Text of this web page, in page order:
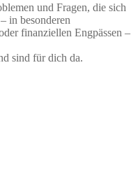
und Fragen, die sich
in besonderen
finanziellen Engpässen –
sind für dich da.